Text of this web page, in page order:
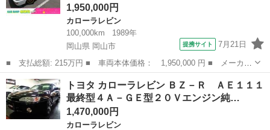
1,950,000円
カローラレビン
100,000km
1989年
岡山県 岡山市
提携サイト 7月21日
■ 支払総額: 215万円 ■ 車両本体価格： 1,950,000 円 ■ メーカー
名： トヨタ ■ 車種名： カローラレビン ■ グレード名： Ｇ
Ｔ ＡＰＥＸ ５ＭＴ ツインカム 純正エアロ Ｒスポイラー 外
品１４インチ...
岡山 岡山市 カローラレビン
トヨタ カローラレビン ＢＺ－Ｒ ＡＥ１１１
最終型４Ａ－ＧＥ型２０Ｖエンジン純…
1,470,000円
カローラレビン